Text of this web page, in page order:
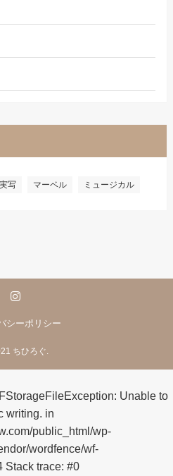
写 マーベル ミュージカル
シーポリシー
ちひろぐ.
Unable to
writing. in
public_html/wp-
wordfence/wf-
Stack trace: #0